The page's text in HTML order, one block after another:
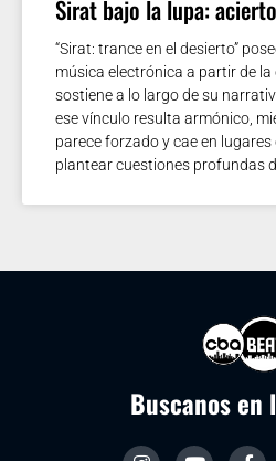
Sirat bajo la lupa:
“Sirat: trance en el desierto”
música electrónica a partir de la
sostiene a lo largo de su
ese vínculo resulta armónico,
parece forzado y cae en
plantear cuestiones profundas
Buscanos en